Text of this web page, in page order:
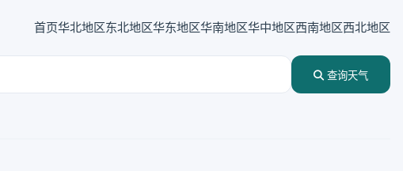
首页华北地区东北地区华东地区华南地区华中地区西南地区西北地区
查询天气